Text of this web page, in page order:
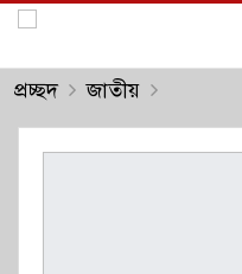
প্রচ্ছদ জাতীয়